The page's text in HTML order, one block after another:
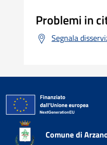
Problemi in
Segnala
Comune di